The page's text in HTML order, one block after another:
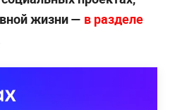
жизни — в разделе